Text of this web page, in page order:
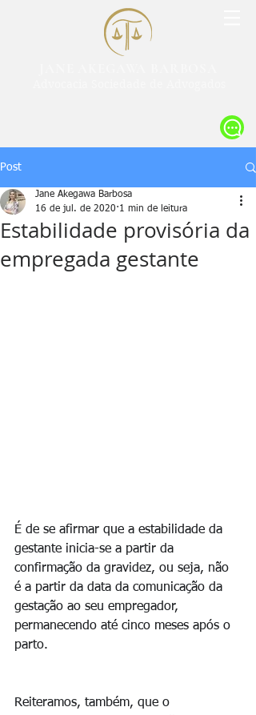
Post
Estabilidade provisória da
empregada gestante
Jane Akegawa Barbosa
16 de jul. de 2020 1 min de leitura
É de se afirmar que a estabilidade da
gestante inicia-se a partir da
confirmação da gravidez, ou seja, não
é a partir da data da comunicação da
gestação ao seu empregador,
permanecendo até cinco meses após o
parto.
Reiteramos, também, que o